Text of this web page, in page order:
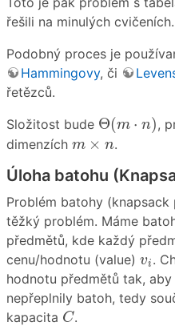
řešili na minulých cvičeních.
Podobný proces je
Hammingovy, či
řetězců.
Složitost bude Θ(m ⋅ n)
Θ(m n) ,
dimenzích m × n
m ×n .
Úloha batohu
Problém batohy
těžký problém. Máme
předmětů, kde každý
cenu/hodnotu (value) vi
vi.
hodnotu předmětů tak,
nepřeplnily batoh, tedy
kapacita C
C.